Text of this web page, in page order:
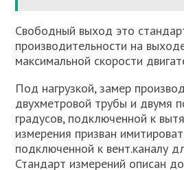
Свободный выход это
производительности на
максимальной скорости
Под нагрузкой, замер
двухметровой трубы и двумя
градусов, подключенной к
измерения призван
подключенной к вент.каналу
Стандарт измерений описан